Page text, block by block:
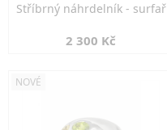
Stříbrný náhrdelník - surfař
2 300 Kč
NOVÉ